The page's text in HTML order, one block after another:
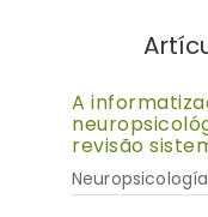
A
revisão